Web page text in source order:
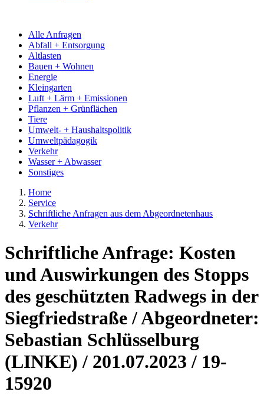
Alle Anfragen
Abfall + Entsorgung
Altlasten
Bauen + Wohnen
Energie
Kleingarten
Luft + Lärm + Emissionen
Pflanzen + Grünflächen
Tiere
Umwelt- + Haushaltspolitik
Umweltpädagogik
Verkehr
Wasser + Abwasser
Sonstiges
Home
Service
Schriftliche Anfragen aus dem Abgeordnetenhaus
Verkehr
Schriftliche Anfrage: Kosten
und Auswirkungen des Stopps
des geschützten Radwegs in der
Siegfriedstraße / Abgeordneter:
Sebastian Schlüsselburg
(LINKE) / 201.07.2023 / 19-
15920